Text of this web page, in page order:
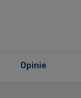
Opinie